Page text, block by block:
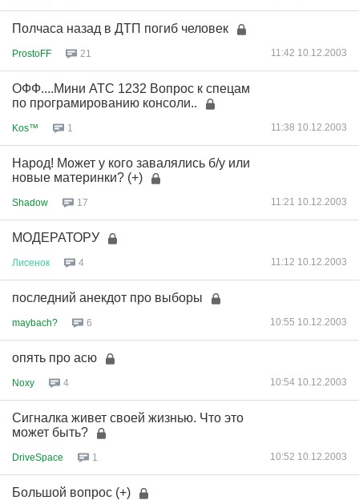
Полчаса назад в ДТП погиб человек
ProstoFF 21 11:42 10.12.2003
ОФФ....Мини АТС 1232 Вопрос к спецам
по програмированию консоли..
Kos™ 1 11:38 10.12.2003
Народ! Может у кого завалялись б/у или
новые материнки? (+)
Shadow 17 11:21 10.12.2003
МОДЕРАТОРУ
Лисенок 4 11:12 10.12.2003
последний анекдот про выборы
maybach? 6 10:55 10.12.2003
опять про асю
Noxy 4 10:54 10.12.2003
Сигналка живет своей жизнью. Что это
может быть?
DriveSpace 1 10:52 10.12.2003
Большой вопрос (+)